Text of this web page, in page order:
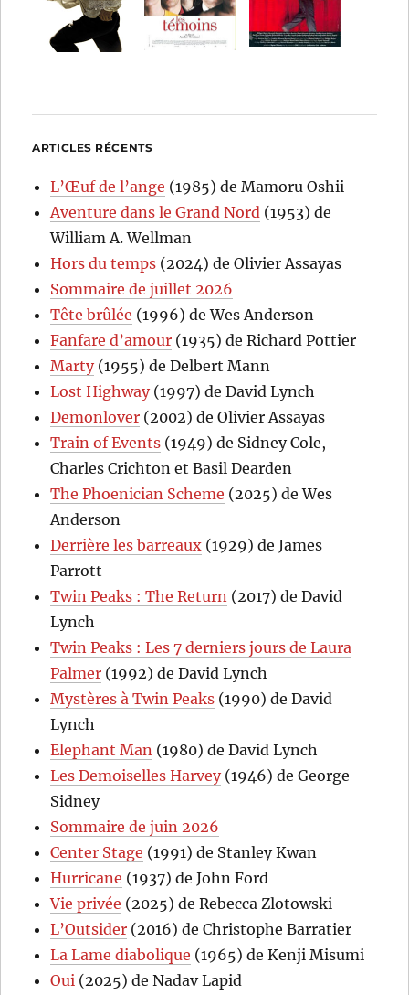
ARTICLES RÉCENTS
L’Œuf de l’ange (1985) de Mamoru Oshii
Aventure dans le Grand Nord (1953) de
William A. Wellman
Hors du temps (2024) de Olivier Assayas
Sommaire de juillet 2026
Tête brûlée (1996) de Wes Anderson
Fanfare d’amour (1935) de Richard Pottier
Marty(1955) de Delbert Mann
Lost Highway(1997) de David Lynch
Demonlover (2002) de Olivier Assayas
Train of Events (1949) de Sidney Cole,
Charles Crichton et Basil Dearden
The Phoenician Scheme (2025) de Wes
Anderson
Derrière les barreaux (1929) de James
Parrott
Twin Peaks : The Return (2017) de David
Lynch
Twin Peaks : Les 7 derniers jours de Laura
Palmer (1992) de David Lynch
Mystères à Twin Peaks (1990) de David
Lynch
Elephant Man (1980) de David Lynch
Les Demoiselles Harvey(1946) de George
Sidney
Sommaire de juin 2026
Center Stage (1991) de Stanley Kwan
Hurricane (1937) de John Ford
Vie privée (2025) de Rebecca Zlotowski
L’Outsider (2016) de Christophe Barratier
La Lame diabolique (1965) de Kenji Misumi
Oui (2025) de Nadav Lapid